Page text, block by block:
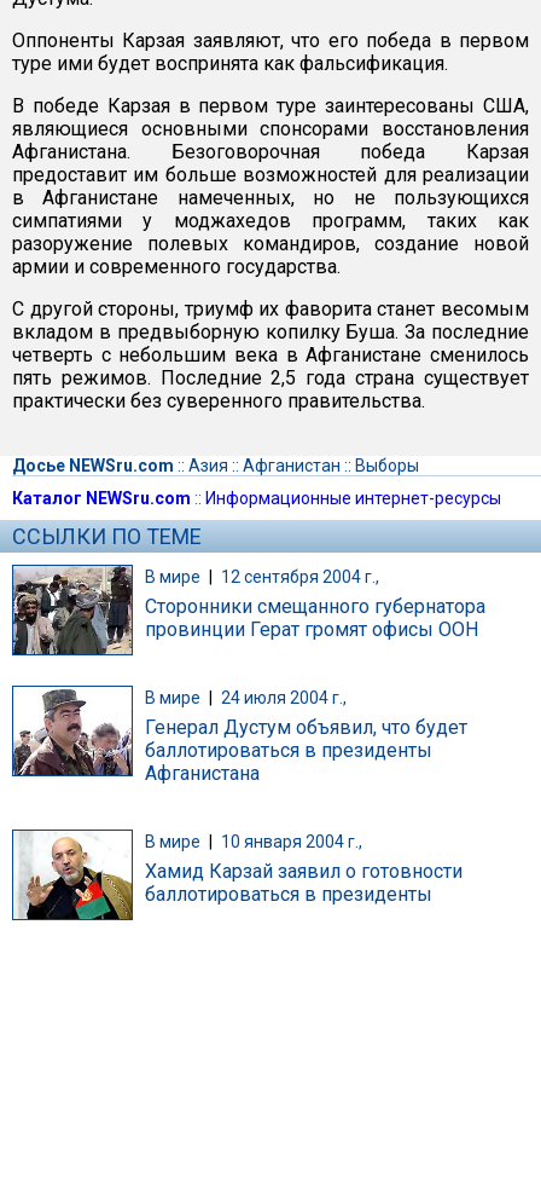
Оппоненты Карзая заявляют, что его победа в первом
туре ими будет воспринята как фальсификация.
В победе Карзая в первом туре заинтересованы США,
являющиеся основными спонсорами восстановления
Афганистана. Безоговорочная победа Карзая
предоставит им больше возможностей для реализации
в Афганистане намеченных, но не пользующихся
симпатиями у моджахедов программ, таких как
разоружение полевых командиров, создание новой
армии и современного государства.
С другой стороны, триумф их фаворита станет весомым
вкладом в предвыборную копилку Буша. За последние
четверть с небольшим века в Афганистане сменилось
пять режимов. Последние 2,5 года страна существует
практически без суверенного правительства.
Досье NEWSru.com :: Азия :: Афганистан :: Выборы
Каталог NEWSru.com :: Информационные интернет-ресурсы
ССЫЛКИ ПО ТЕМЕ
В мире | 12 сентября 2004 г.,
Сторонники смещанного губернатора
провинции Герат громят офисы ООН
В мире 24 июля 2004 г.,
Генерал Дустум объявил, что будет
баллотироваться в президенты
Афганистана
В мире 10 января 2004 г.,
Хамид Карзай заявил о готовности
баллотироваться в президенты